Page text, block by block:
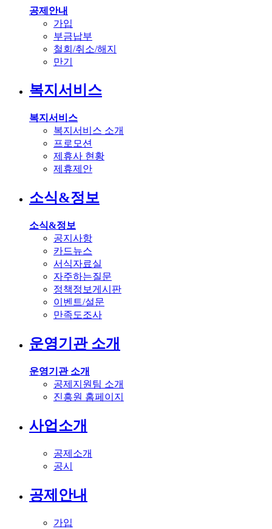
공제안내
가입
부금납부
철회/취소/해지
만기
복지서비스
복지서비스
복지서비스 소개
프로모션
제휴사 현황
제휴제안
소식&정보
소식&정보
공지사항
카드뉴스
서식자료실
자주하는질문
정책정보게시판
이벤트/설문
만족도조사
운영기관 소개
운영기관 소개
공제지원팀 소개
진흥원 홈페이지
사업소개
공제소개
공시
공제안내
가입